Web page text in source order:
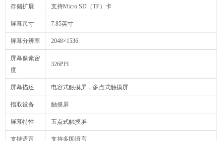
存储扩展 支持Micro SD（TF）卡
屏幕尺寸 7.85英寸
屏幕分辨率 2048×1536
屏幕像素密
度
326PPI
屏幕描述 电容式触摸屏，多点式触摸屏
指取设备 触摸屏
屏幕特性 五点式触摸屏
支持语言 支持多国语言